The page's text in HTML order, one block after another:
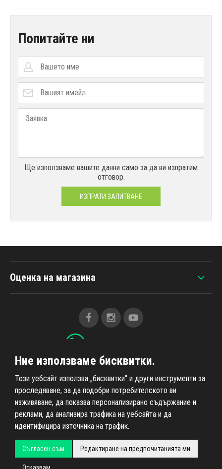
Попитайте ни
Ще използваме вашите данни само за да ви изпратим
отговор.
ИЗПРАТИ ЗАПИТВАНЕ
Всичко за пазаруването
Информация за нас
Оценка на магазина
Всички права запазени © 2026Ahifi.cz, реализация
Ние използваме бисквитки.
Този уебсайт използва „бисквитки“ и други инструменти за
проследяване, за да подобри потребителското ви
изживяване, да показва персонализирано съдържание и
реклами, да анализира трафика на уебсайта и да
идентифицира източника на трафик.
Съгласен съм Редактиране на предпочитанията ми